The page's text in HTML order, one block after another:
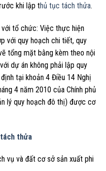
khi lập thủ tục tách thửa.
tổ chức: Việc thực hiện
với quy hoạch chi tiết, quy
tổng mặt bằng kèm theo nội
dự án không phải lập quy
tại khoản 4 Điều 14 Nghị
4 năm 2010 của Chính phủ
lý quy hoạch đô thị) được cơ
thửa
vụ và đất cơ sở sản xuất phi